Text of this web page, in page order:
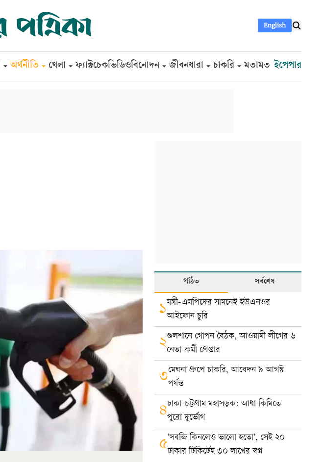
English
অর্থনীতি খেলা ফ্যাক্টচেকভিডিওবিনোদন জীবনধারা চাকরি মতামত ইপেপার
পঠিত সর্বশেষ
১মন্ত্রী-এমপিদের সামনেই ইউএনওর
আইফোন চুরি
২গুলশানে গোপন বৈঠক, আওয়ামী লীগের ৬
নেতা-কর্মী গ্রেপ্তার
৩মেঘনা গ্রুপে চাকরি, আবেদন ৯ আগস্ট
পর্যন্ত
৪ঢাকা-চট্টগ্রাম মহাসড়ক: আধা কিমিতে
পুরো দুর্ভোগ
৫‘সবজি কিনলেও ভালো হতো’, সেই ২০
টাকার টিকিটেই ৩০ লাখের স্বপ্ন